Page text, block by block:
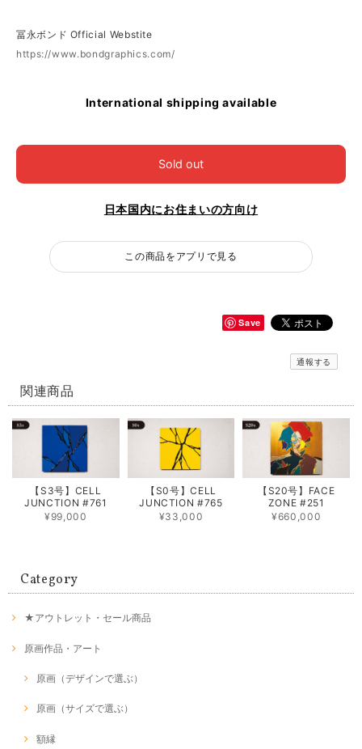
冨永ボンド Official Webstite
https://www.bondgraphics.com/
International shipping available
Sold out
日本国内にお住まいの方向け
この商品をアプリで見る
Save
通報する
関連商品
【S3号】CELL
JUNCTION #761
¥99,000
【S0号】CELL
JUNCTION #765
¥33,000
【S20号】FACE
ZONE #251
¥660,000
Category
★アウトレット・セール商品
原画作品・アート
原画（デザインで選ぶ）
原画（サイズで選ぶ）
額縁